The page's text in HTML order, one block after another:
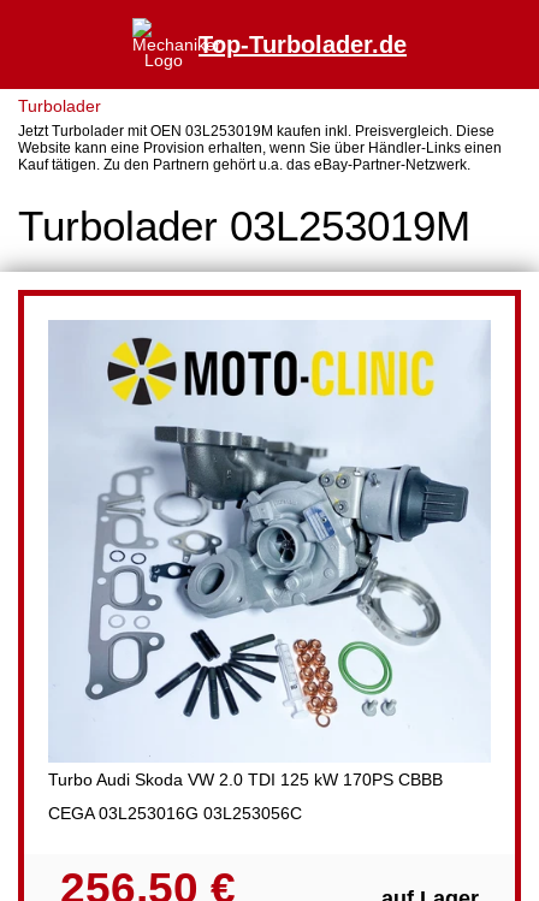
Top-Turbolader.de
Turbolader
Jetzt Turbolader mit OEN 03L253019M kaufen inkl. Preisvergleich. Diese
Website kann eine Provision erhalten, wenn Sie über Händler-Links einen
Kauf tätigen. Zu den Partnern gehört u.a. das eBay-Partner-Netzwerk.
Turbolader 03L253019M
Turbo Audi Skoda VW 2.0 TDI 125 kW 170PS CBBB
CEGA 03L253016G 03L253056C
256,50 €